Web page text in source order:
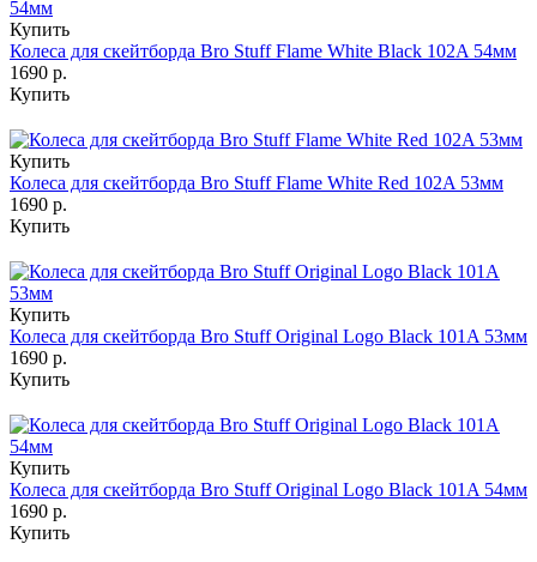
Купить
Колеса для скейтборда Bro Stuff Flame White Black 102A 54мм
1690 р.
Купить
Купить
Колеса для скейтборда Bro Stuff Flame White Red 102A 53мм
1690 р.
Купить
Купить
Колеса для скейтборда Bro Stuff Original Logo Black 101A 53мм
1690 р.
Купить
Купить
Колеса для скейтборда Bro Stuff Original Logo Black 101A 54мм
1690 р.
Купить